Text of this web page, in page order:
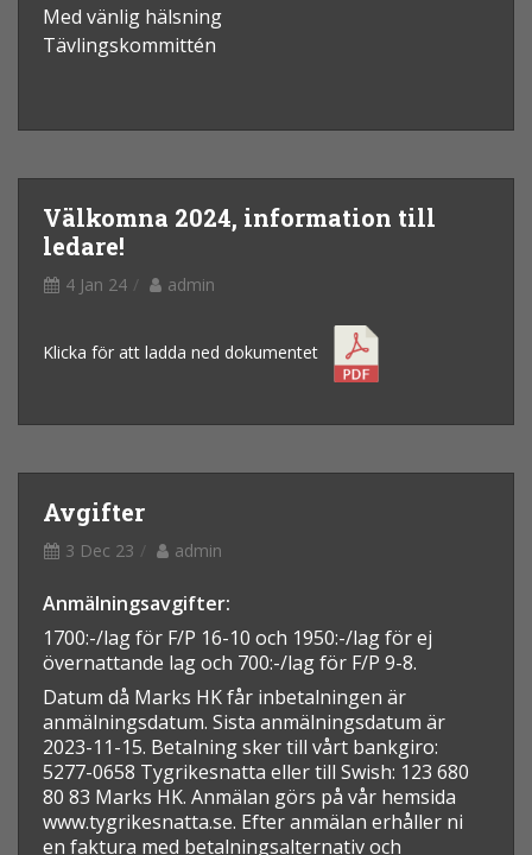
Med vänlig hälsning
Tävlingskommittén
Välkomna 2024, information till
ledare!
4 Jan 24 admin
Klicka för att ladda ned dokumentet
Avgifter
3 Dec 23 admin
Anmälningsavgifter:
1700:-/lag för F/P 16-10 och 1950:-/lag för ej
övernattande lag och 700:-/lag för F/P 9-8.
Datum då Marks HK får inbetalningen är
anmälningsdatum. Sista anmälningsdatum är
2023-11-15. Betalning sker till vårt bankgiro:
5277-0658 Tygrikesnatta eller till Swish: 123 680
80 83 Marks HK. Anmälan görs på vår hemsida
www.tygrikesnatta.se. Efter anmälan erhåller ni
en faktura med betalningsalternativ och